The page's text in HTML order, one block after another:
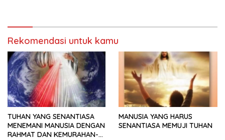
Rekomendasi untuk kamu
TUHAN YANG SENANTIASA
MENEMANI MANUSIA DENGAN
RAHMAT DAN KEMURAHAN-
MANUSIA YANG HARUS
SENANTIASA MEMUJI TUHAN